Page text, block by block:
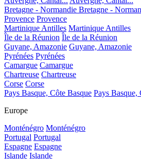
Bretagne - Normandie Bretagne -
Provence Provence
Martinique Antilles Martinique Antilles
Île de la Réunion Île de la Réunion
Guyane, Amazonie Guyane, Amazonie
Pyrénées Pyrénées
Camargue Camargue
Chartreuse Chartreuse
Corse Corse
Pays Basque, Côte Basque Pays Basque,
Europe
Monténégro Monténégro
Portugal Portugal
Espagne Espagne
Islande Islande